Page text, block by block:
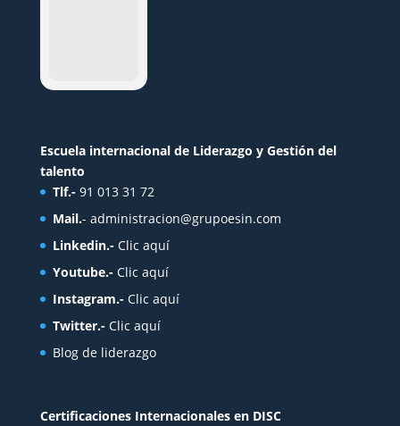
Escuela internacional de Liderazgo y Gestión del
talento
Tlf.- 91 013 31 72
Mail.- administracion@grupoesin.com
Linkedin.- Clic aquí
Youtube.- Clic aquí
Instagram.- Clic aquí
Twitter.- Clic aquí
Blog de liderazgo
Certificaciones Internacionales en DISC